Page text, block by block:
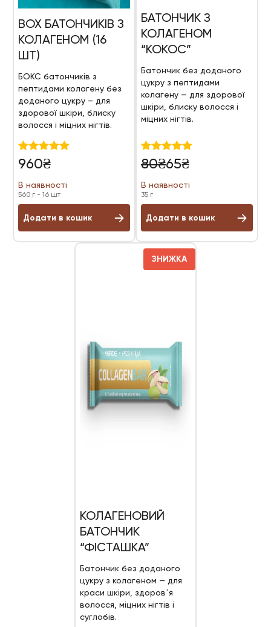
BOX БАТОНЧИКІВ З
КОЛАГЕНОМ (16
ШТ)
БОКС батончиків з
пептидами колагену без
доданого цукру – для
здорової шкіри, блиску
волосся і міцних нігтів.
Оцінено в
5.00
960₴
В наявності
560 г - 16 шт
Додати в кошик
БАТОНЧИК З
КОЛАГЕНОМ
“КОКОС”
Батончик без доданого
цукру з пептидами
колагену — для здорової
шкіри, блиску волосся і
міцних нігтів.
Оцінено в
5.00
80₴
Оригінальна
80₴.
65₴
Поточна
65₴.
В наявності
35 г
Додати в кошик
ЗНИЖКА
КОЛАГЕНОВИЙ
БАТОНЧИК
“ФІСТАШКА”
Батончик без доданого
цукру з колагеном — для
краси шкіри, здоровʼя
волосся, міцних нігтів і
суглобів.